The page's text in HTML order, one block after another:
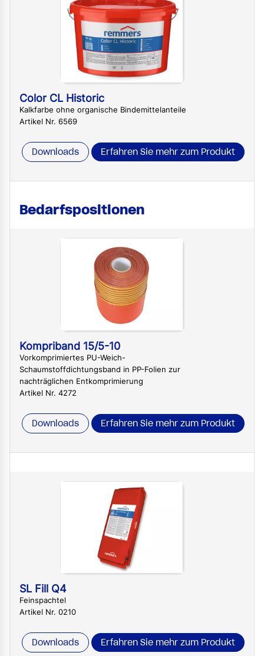
Color CL Historic
Kalkfarbe ohne organische Bindemittelanteile
Artikel Nr. 6569
Downloads Erfahren Sie mehr zum Produkt
Bedarfspositionen
Kompriband 15/5-10
Vorkomprimiertes PU-Weich-
Schaumstoffdichtungsband in PP-Folien zur
nachträglichen Entkomprimierung
Artikel Nr. 4272
Downloads Erfahren Sie mehr zum Produkt
SL Fill Q4
Feinspachtel
Artikel Nr. 0210
Downloads Erfahren Sie mehr zum Produkt